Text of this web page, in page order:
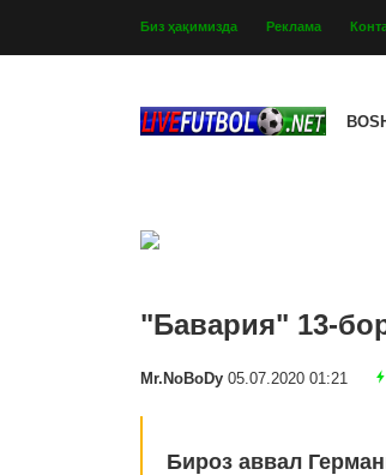
Биз ҳақимизда Реклама
"Бавария" 13-
Mr.NoBoDy 05.07.2020 01:21
Бироз аввал